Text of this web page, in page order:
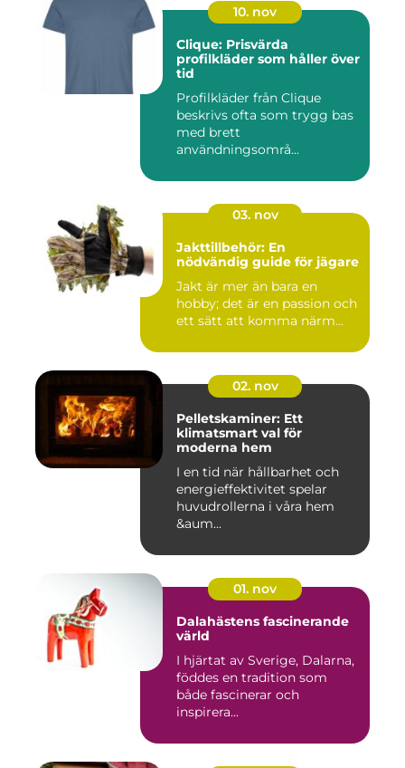
10. nov
Clique: Prisvärda
profilkläder som håller över
tid
Profilkläder från Clique
beskrivs ofta som trygg bas
med brett
användningsområ...
03. nov
Jakttillbehör: En
nödvändig guide för jägare
Jakt är mer än bara en
hobby; det är en passion och
ett sätt att komma närm...
02. nov
Pelletskaminer: Ett
klimatsmart val för
moderna hem
I en tid när hållbarhet och
energieffektivitet spelar
huvudrollerna i våra hem
&aum...
01. nov
Dalahästens fascinerande
värld
I hjärtat av Sverige, Dalarna,
föddes en tradition som
både fascinerar och
inspirera...